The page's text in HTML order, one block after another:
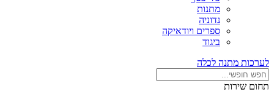
מתנות
נדוניה
ספרים ויודאיקה
ביגוד
לערכות מתנה לכלה
תחום שירות